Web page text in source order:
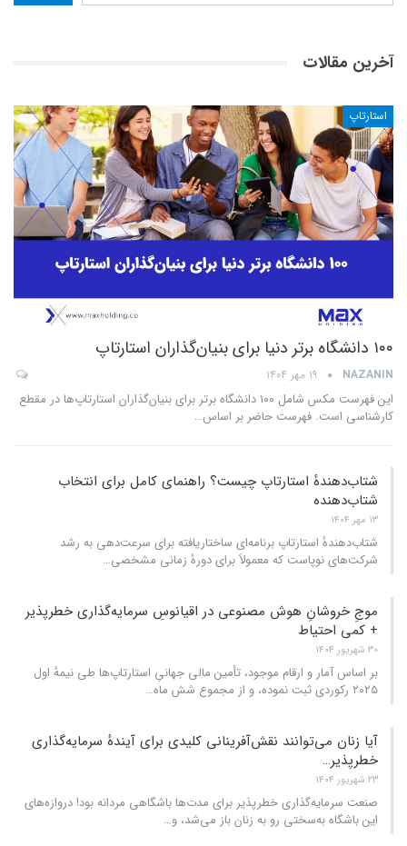
آخرین مقالات
استارتاپ
۱۰۰ دانشگاه برتر دنیا برای بنیان‌گذاران استارتاپ
NAZANIN ۱۹ مهر ۱۴۰۴
این فهرست مکس شامل ۱۰۰ دانشگاه برتر برای بنیان‌گذاران استارتاپ‌ها در مقطع
کارشناسی است. فهرست حاضر بر اساس…
شتاب‌دهندهٔ استارتاپ چیست؟ راهنمای کامل برای انتخاب
شتا‌ب‌دهنده
۱۳ مهر ۱۴۰۴
شتاب‌دهندهٔ استارتاپ برنامه‌ای ساختاریافته برای سرعت‌دهی به رشد
شرکت‌های نوپاست که معمولاً برای دورهٔ زمانی مشخصی…
موجِ خروشانِ هوش مصنوعی در اقیانوسِ سرمایه‌گذاری خطرپذیر
+ کمی احتیاط
۳۰ شهریور ۱۴۰۴
بر اساس آمار و ارقام موجود، تأمین مالی جهانیِ استارتاپ‌ها طی نیمهٔ اول
۲۰۲۵ رکوردی ثبت نموده، و از مجموع شش ماه
…
آیا زنان می‌توانند نقش‌آفرینانی کلیدی برای آیندهٔ سرمایه‌گذاری
خطرپذیر…
۲۳ شهریور ۱۴۰۴
صنعت سرمایه‌گذاری خطرپذیر برای مدت‌ها باشگاهی مردانه بود! دروازه‌های
این باشگاه به‌سختی رو به زنان باز می‌شد، و…